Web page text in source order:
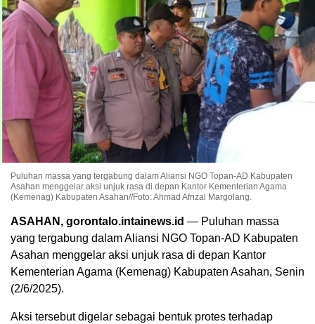
Puluhan massa yang tergabung dalam Aliansi NGO Topan-AD Kabupaten
Asahan menggelar aksi unjuk rasa di depan Kantor Kementerian Agama
(Kemenag) Kabupaten Asahan//Foto: Ahmad Afrizal Margolang.
ASAHAN, gorontalo.intainews.id — Puluhan massa
yang tergabung dalam Aliansi NGO Topan-AD Kabupaten
Asahan menggelar aksi unjuk rasa di depan Kantor
Kementerian Agama (Kemenag) Kabupaten Asahan, Senin
(2/6/2025).
Aksi tersebut digelar sebagai bentuk protes terhadap